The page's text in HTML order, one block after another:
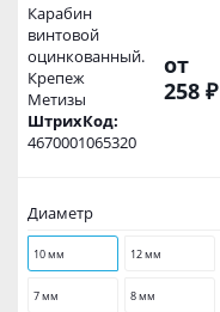
Карабин
винтовой
оцинковaнный.
Крепеж
Метизы
ШтрихКод:
4670001065320
от
258 ₽
Диаметр
10 мм 12 мм
7 мм 8 мм